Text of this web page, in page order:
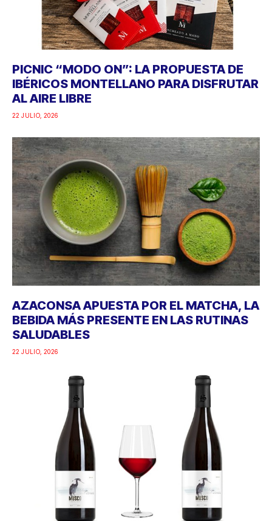
PICNIC “MODO ON”: LA PROPUESTA DE
IBÉRICOS MONTELLANO PARA DISFRUTAR
AL AIRE LIBRE
22 JULIO, 2026
AZACONSA APUESTA POR EL MATCHA, LA
BEBIDA MÁS PRESENTE EN LAS RUTINAS
SALUDABLES
22 JULIO, 2026